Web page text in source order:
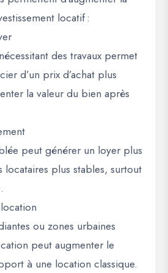
locatif :
des travaux permet
d’un prix d’achat plus
la valeur du bien après
peut générer un loyer plus
locataires plus stables, surtout
ou zones urbaines
peut augmenter le
à une location classique.